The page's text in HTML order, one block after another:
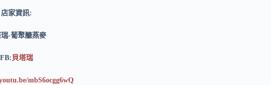
店家資訊:
瑞-葡聚醣燕麥
FB: 貝塔瑞
mbS6ocgg6wQ